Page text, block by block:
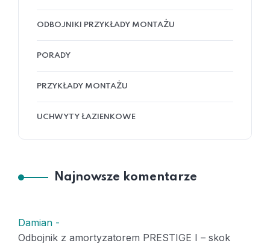
ODBOJNIKI PRZYKŁADY MONTAŻU
PORADY
PRZYKŁADY MONTAŻU
UCHWYTY ŁAZIENKOWE
Najnowsze komentarze
Damian -
Odbojnik z amortyzatorem PRESTIGE I – skok